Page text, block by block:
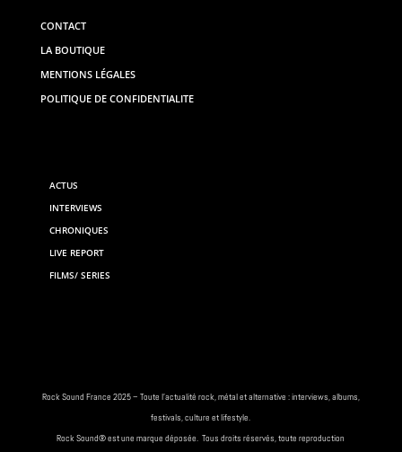
CONTACT
LA BOUTIQUE
MENTIONS LÉGALES
POLITIQUE DE CONFIDENTIALITE
ACTUS
INTERVIEWS
CHRONIQUES
LIVE REPORT
FILMS/ SERIES
Rock Sound France 2025 – Toute l’actualité rock, métal et alternative : interviews,albums,
festivals, culture et lifestyle.
Rock Sound® est une marque déposée. Tous droits réservés, toute reproduction